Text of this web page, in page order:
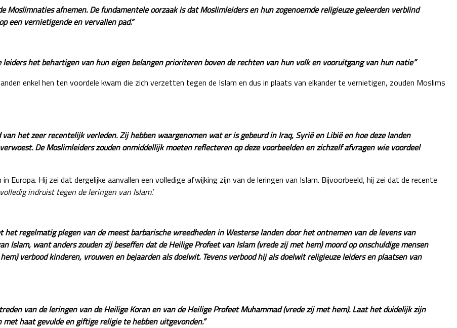
Moslimnaties afnemen. De fundamentele oorzaak is dat Moslimleiders en hun zogenoemde religieuze geleerden verblind
een vernietigende en vervallen pad.”
het behartigen van hun eigen belangen prioriteren boven de rechten van hun volk en vooruitgang van hun natie”
enkel hen ten voordele kwam die zich verzetten tegen de Islam en dus in plaats van elkander te vernietigen, zouden Moslims
het zeer recentelijk verleden. Zij hebben waargenomen wat er is gebeurd in Iraq, Syrië en Libië en hoe deze landen
De Moslimleiders zouden onmiddellijk moeten reflecteren op deze voorbeelden en zichzelf afvragen wie voordeel
Europa. Hij zei dat dergelijke aanvallen een volledige afwijking zijn van de leringen van Islam. Bijvoorbeeld, hij zei dat de recente
indruist tegen de leringen van Islam’.
regelmatig plegen van de meest barbarische wreedheden in Westerse landen door het ontnemen van de levens van
Islam, want anders zouden zij beseffen dat de Heilige Profeet van Islam (vrede zij met hem) moord op onschuldige mensen
verbood kinderen, vrouwen en bejaarden als doelwit. Tevens verbood hij als doelwit religieuze leiders en plaatsen van
van de leringen van de Heilige Koran en van de Heilige Profeet Muhammad (vrede zij met hem). Laat het duidelijk zijn
haat gevulde en giftige religie te hebben uitgevonden.”